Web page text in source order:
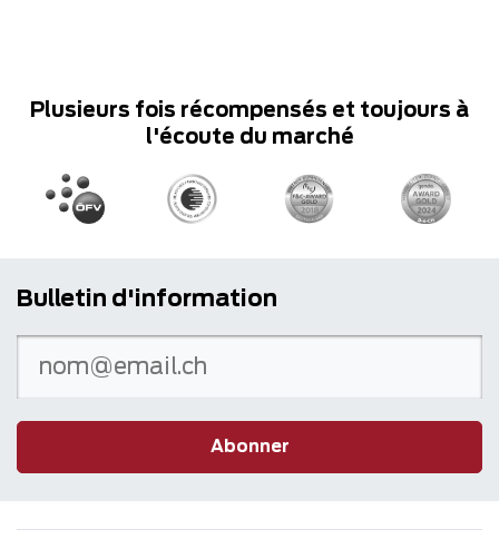
Plusieurs fois récompensés et toujours à
l'écoute du marché
Bulletin d'information
Abonner